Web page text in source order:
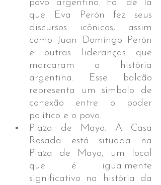
povo argentino. Foi de lá
que Eva Perón fez seus
discursos icônicos, assim
como Juan Domingo Perón
e outras lideranças que
marcaram a história
argentina. Esse balcão
representa um símbolo de
conexão entre o poder
político e o povo.
Plaza de Mayo: A Casa
Rosada está situada na
Plaza de Mayo, um local
que é igualmente
significativo na história da